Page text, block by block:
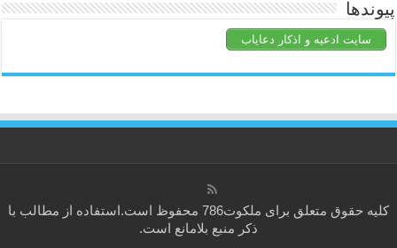
پیوندها
سایت ادعیه و اذکار دعایاب
کلیه حقوق متعلق برای ملکوت786
محفوظ است.استفاده از مطالب با
ذکر منبع بلامانع است.